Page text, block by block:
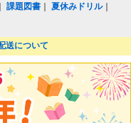
｜課題図書 ｜夏休みドリル｜
送について